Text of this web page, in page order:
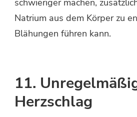
schwieriger machen,
Natrium aus dem Körper zu
Blähungen führen kann.
11.
Herzschlag